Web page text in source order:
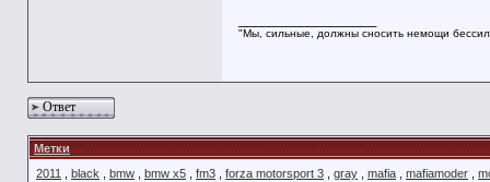
"Мы, сильные, должны сносить немощи
Ответ
Метки
2011
black bmw bmw x5 fm3 forza motorsport 3 gray mafia mafiamoder